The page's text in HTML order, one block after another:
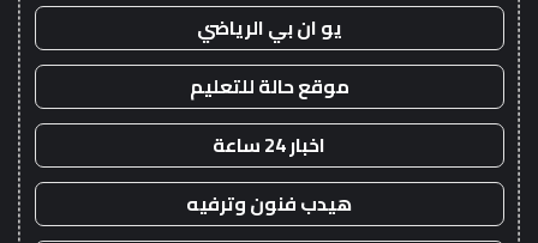
يو ان بي الرياضي
موقع حالة للتعليم
اخبار 24 ساعة
هيدب فنون وترفيه